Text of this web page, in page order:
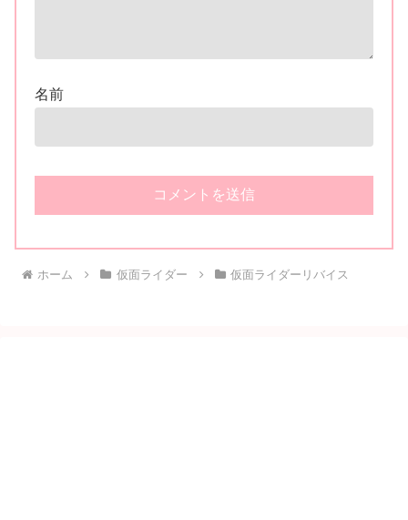
名前
ホーム 仮面ライダー 仮面ライダーリバイス